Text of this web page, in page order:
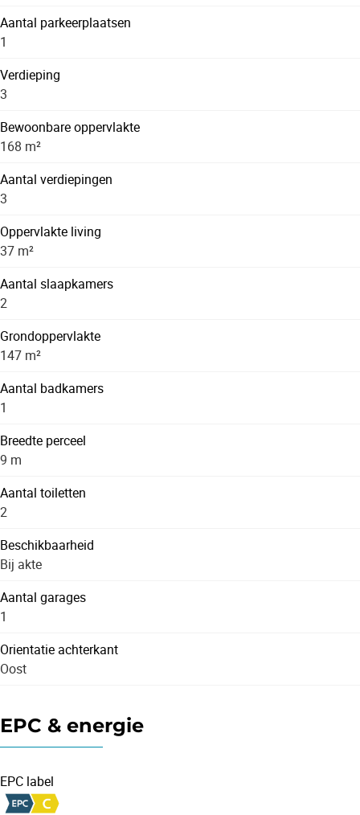
Aantal parkeerplaatsen
1
Verdieping
3
Bewoonbare oppervlakte
168 m²
Aantal verdiepingen
3
Oppervlakte living
37 m²
Aantal slaapkamers
2
Grondoppervlakte
147 m²
Aantal badkamers
1
Breedte perceel
9 m
Aantal toiletten
2
Beschikbaarheid
Bij akte
Aantal garages
1
Orientatie achterkant
Oost
EPC & energie
EPC label